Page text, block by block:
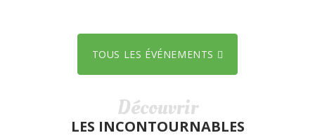
TOUS LES ÉVÉNEMENTS
Découvrir
LES INCONTOURNABLES